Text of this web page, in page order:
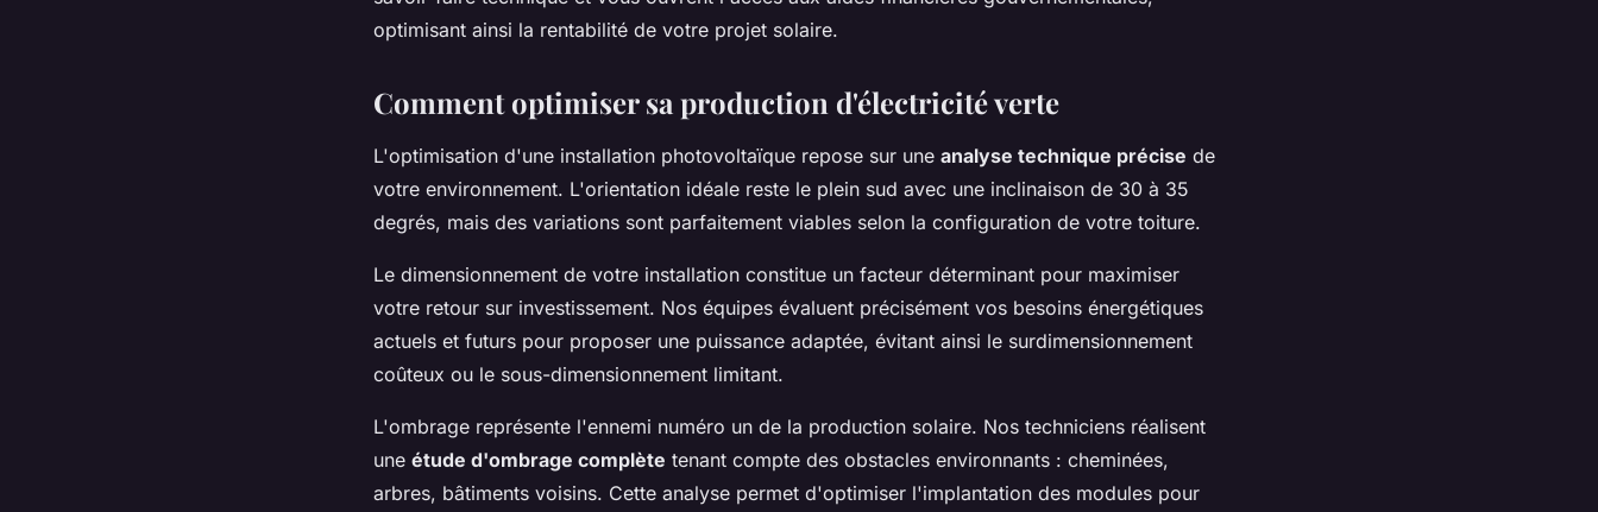
optimisant ainsi la rentabilité de votre projet solaire.
Comment optimiser sa production d'électricité verte
L'optimisation d'une installation photovoltaïque repose sur une analyse technique précise de
votre environnement. L'orientation idéale reste le plein sud avec une inclinaison de 30 à 35
degrés, mais des variations sont parfaitement viables selon la configuration de votre toiture.
Le dimensionnement de votre installation constitue un facteur déterminant pour maximiser
votre retour sur investissement. Nos équipes évaluent précisément vos besoins énergétiques
actuels et futurs pour proposer une puissance adaptée, évitant ainsi le surdimensionnement
coûteux ou le sous-dimensionnement limitant.
L'ombrage représente l'ennemi numéro un de la production solaire. Nos techniciens réalisent
une étude d'ombrage complète tenant compte des obstacles environnants : cheminées,
arbres, bâtiments voisins. Cette analyse permet d'optimiser l'implantation des modules pour